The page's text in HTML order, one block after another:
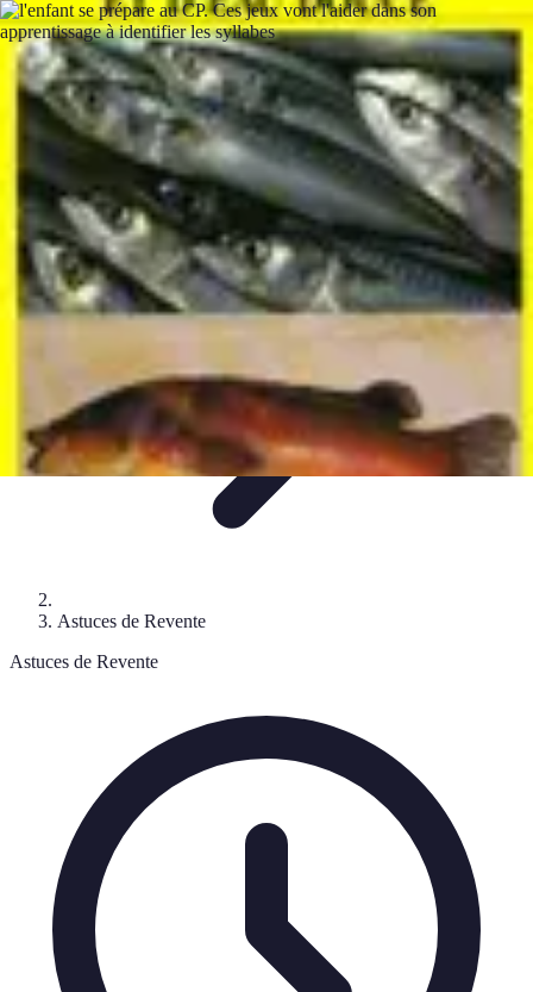
Revente Cadeaux Noël
Stratégies de ReventeConseils pratiquesAstuces de
ReventePréparation à la reventeÉvaluation et Prix
Revente Cadeaux Noël
Astuces de Revente
Astuces de Revente